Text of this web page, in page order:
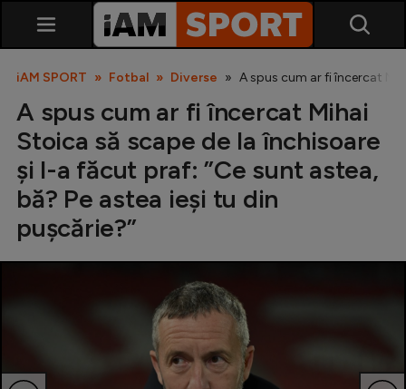
SuperLiga
Cupa României
Echipa Națională
iAM SPORT Fotbal Diverse A spus cum ar fi încercat
A spus cum ar fi încercat Mihai
Stoica să scape de la închisoare
și l-a făcut praf: ”Ce sunt astea,
bă? Pe astea ieși tu din
pușcărie?”